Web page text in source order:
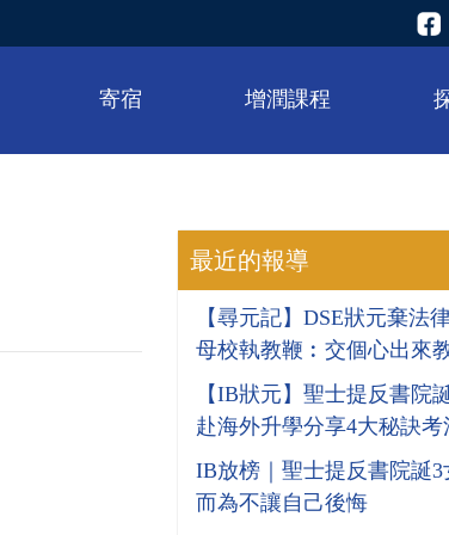
寄宿 增潤課程
最近的報導
【尋元記】DSE狀元棄
母校執教鞭︰交個心出來
【IB狀元】聖士提反書
赴海外升學分享4大秘訣考
​​​​​​​IB放榜｜聖士提反書院誕
而為不讓自己後悔